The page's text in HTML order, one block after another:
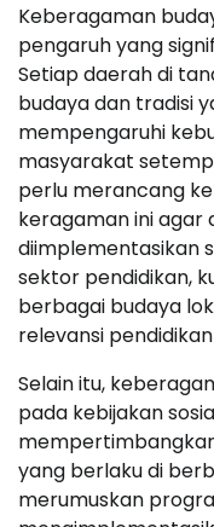
Keberagaman
pengaruh yang
Setiap daerah di
budaya dan tradisi
mempengaruhi
masyarakat
perlu merancang
keragaman ini
diimplementasikan
sektor pendidikan,
berbagai budaya
relevansi
Selain itu,
pada kebijakan
yang berlaku di
merumuskan